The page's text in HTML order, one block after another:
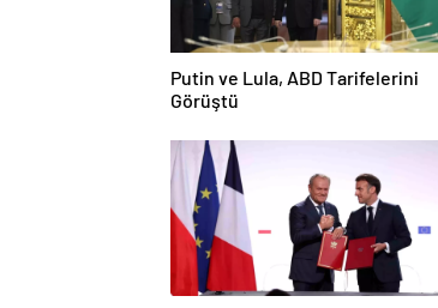
Putin ve Lula, ABD Tarifelerini
Görüştü